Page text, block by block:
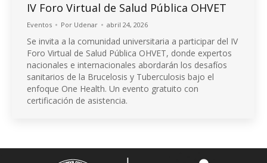
IV Foro Virtual de Salud Pública OHVET
Eventos Por Udenar abril 24, 2026
Se invita a la comunidad universitaria a participar del IV
Foro Virtual de Salud Pública OHVET, donde expertos
nacionales e internacionales abordarán los desafíos
sanitarios de la Brucelosis y Tuberculosis bajo el
enfoque One Health. Un evento gratuito con
certificación de asistencia.